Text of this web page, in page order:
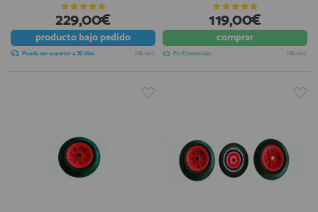
AFILIADOS
910 60 71 03
HORARIO de TIENDA:
de 10:00 a 20:00 de Lunes a Viernes
Sábados de 10:00 a 14:00
registro profesional
229,00€
productobajo pedido
Puede ser superior a 30 días IVA incl.
119,00€
comprar
En Existencias IVA incl.